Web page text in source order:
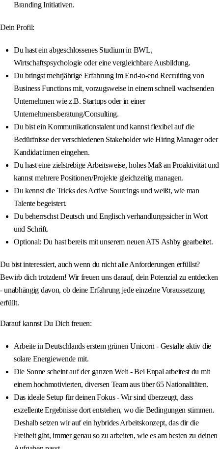
Branding Initiativen.
Dein Profil:
Du hast ein abgeschlossenes Studium in BWL,
Wirtschaftspsychologie oder eine vergleichbare Ausbildung.
Du bringst mehrjährige Erfahrung im End-to-end Recruiting von
Business Functions mit, vorzugsweise in einem schnell wachsenden
Unternehmen wie z.B. Startups oder in einer
Unternehmensberatung/Consulting.
Du bist ein Kommunikationstalent und kannst flexibel auf die
Bedürfnisse der verschiedenen Stakeholder wie Hiring Manager oder
Kandidat:innen eingehen.
Du hast eine zielstrebige Arbeitsweise, hohes Maß an Proaktivität und
kannst mehrere Positionen/Projekte gleichzeitig managen.
Du kennst die Tricks des Active Sourcings und weißt, wie man
Talente begeistert.
Du beherrschst Deutsch und Englisch verhandlungssicher in Wort
und Schrift.
Optional: Du hast bereits mit unserem neuen ATS Ashby gearbeitet.
Du bist interessiert, auch wenn du nicht alle Anforderungen erfüllst?
Bewirb dich trotzdem! Wir freuen uns darauf, dein Potenzial zu entdecken
- unabhängig davon, ob deine Erfahrung jede einzelne Voraussetzung
erfüllt.
Darauf kannst Du Dich freuen:
Arbeite in Deutschlands erstem grünen Unicorn - Gestalte aktiv die
solare Energiewende mit.
Die Sonne scheint auf der ganzen Welt - Bei Enpal arbeitest du mit
einem hochmotivierten, diversen Team aus über 65 Nationalitäten.
Das ideale Setup für deinen Fokus - Wir sind überzeugt, dass
exzellente Ergebnisse dort entstehen, wo die Bedingungen stimmen.
Deshalb setzen wir auf ein hybrides Arbeitskonzept, das dir die
Freiheit gibt, immer genau so zu arbeiten, wie es am besten zu deinen